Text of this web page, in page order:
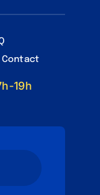
Contact
19h